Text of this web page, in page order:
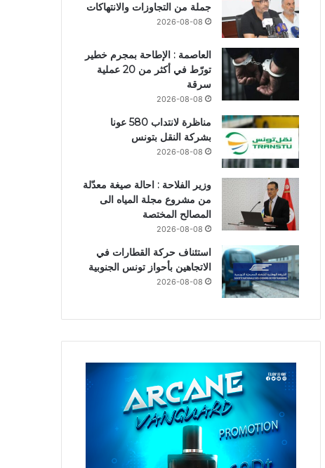
جملة من التجاوزات والانتهاكات
2026-08-08
العاصمة : الإطاحة بمجرم خطير
تورّط في أكثر من 20 عملية
سرقة
2026-08-08
مناظرة لانتداب 580 عونا
بشركة النقل بتونس
2026-08-08
وزير الفلاحة : احالة صيغة معدّلة
من مشروع مجلة المياه الى
المصالح المختصة
2026-08-08
استئناف حركة القطارات في
الاتجاهين بأحواز تونس الجنوبية
2026-08-08